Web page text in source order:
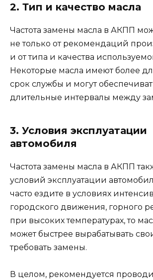
2. Тип и качество масла
Частота замены масла в АКПП
не только от рекомендаций
и от типа и качества
Некоторые масла имеют более
срок службы и могут
длительные интервалы между
3. Условия эксплуатации
автомобиля
Частота замены масла в АКПП
условий эксплуатации
часто ездите в условиях
городского движения, горного
при высоких температурах, то
может быстрее вырабатывать
требовать замены.
В целом, рекомендуется